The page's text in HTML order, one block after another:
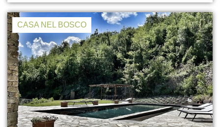
CASA NEL BOSCO